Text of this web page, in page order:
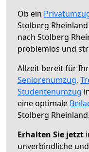
Ob ein
Stolberg
nach Stolberg
problemlos und
Allzeit bereit für
Seniorenumzug,
Studentenumzug
eine optimale
Stolberg Rheinland.
Erhalten Sie jetzt
unverbindliche